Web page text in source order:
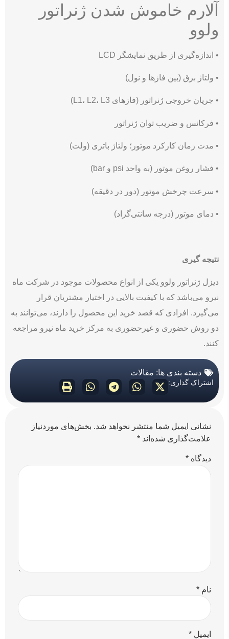
آلارم‌ خاموش شدن ژنراتور
ولوو
• اندازه‌گیری از طریق نمایشگر LCD
• ولتاژ برق (بین فازها و نول)
• جریان خروجی ژنراتور (فازهای L1، L2، L3)
• فرکانس و ضریب توان ژنراتور
• مدت زمان کارکرد موتور؛ ولتاژ باتری (ولت)
• فشار روغن موتور (به واحد psi و bar)
• سرعت چرخش موتور (دور در دقیقه)
• دمای موتور (درجه سانتی‌گراد)
نتیجه گیری
دیزل ژنراتور ولوو یکی از انواع محصولات موجود در شرکت ماه
نیرو می‌باشد که با کیفیت بالایی در اختیار مشتریان قرار
می‌گیرد. افرادی که قصد خرید این محصول را دارند، می‌توانند به
دو روش حضوری و غیرحضوری به مرکز خرید ماه نیرو مراجعه
کنند.
دسته بندی ها: مقالات
اشتراک گذاری:
نشانی ایمیل شما منتشر نخواهد شد. بخش‌های موردنیاز
علامت‌گذاری شده‌اند *
دیدگاه *
نام *
ایمیل *